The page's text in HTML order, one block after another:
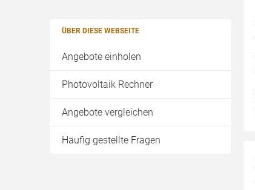
ÜBER DIESE WEBSEITE
Angebote einholen
Photovoltaik Rechner
Angebote vergleichen
Häufig gestellte Fragen